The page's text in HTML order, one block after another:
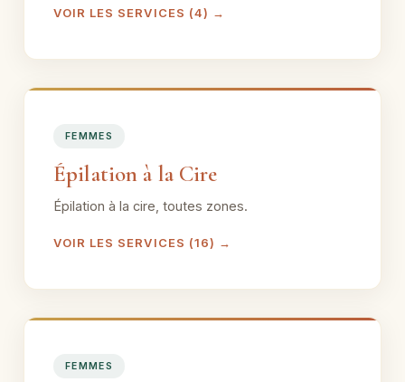
VOIR LES SERVICES (4) →
FEMMES
Épilation à la Cire
Épilation à la cire, toutes zones.
VOIR LES SERVICES (16) →
FEMMES